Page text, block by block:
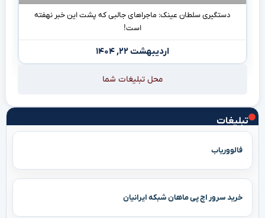
تبلیغات
فالووریاب
خرید سرور اچ پی ماهان شبکه ایرانیان
دستگیری سلطان عینک: ماجراهای جالبی که پشت این خبر نهفته
است!
اردیبهشت ۲۲, ۱۴۰۴
محل تبلیغات شما